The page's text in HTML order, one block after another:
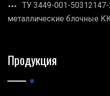
ТУ 3449-001-
металлические блочные
Продукция